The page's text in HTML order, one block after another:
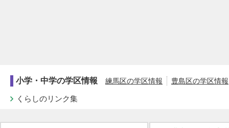
小学・中学の学区情報 練馬区の学区情報 豊島区の学区情報
くらしのリンク集